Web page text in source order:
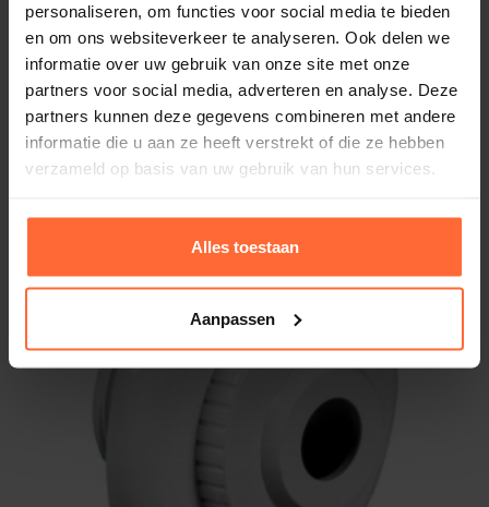
personaliseren, om functies voor social media te bieden
en om ons websiteverkeer te analyseren. Ook delen we
informatie over uw gebruik van onze site met onze
partners voor social media, adverteren en analyse. Deze
partners kunnen deze gegevens combineren met andere
informatie die u aan ze heeft verstrekt of die ze hebben
verzameld op basis van uw gebruik van hun services.
Alles toestaan
Aanpassen
Astral inspuiter, 1½” met rooster wit
20,95